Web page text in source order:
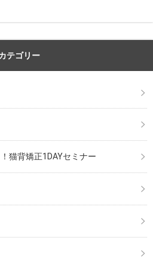
テゴリー
猫背矯正1DAYセミナー